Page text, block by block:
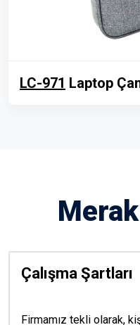
LC-971 Laptop
Çalışma Şartları
Firmamız tekli olarak,